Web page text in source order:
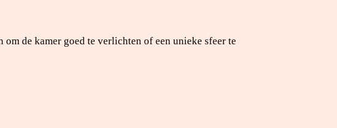
de kamer goed te verlichten of een unieke sfeer te